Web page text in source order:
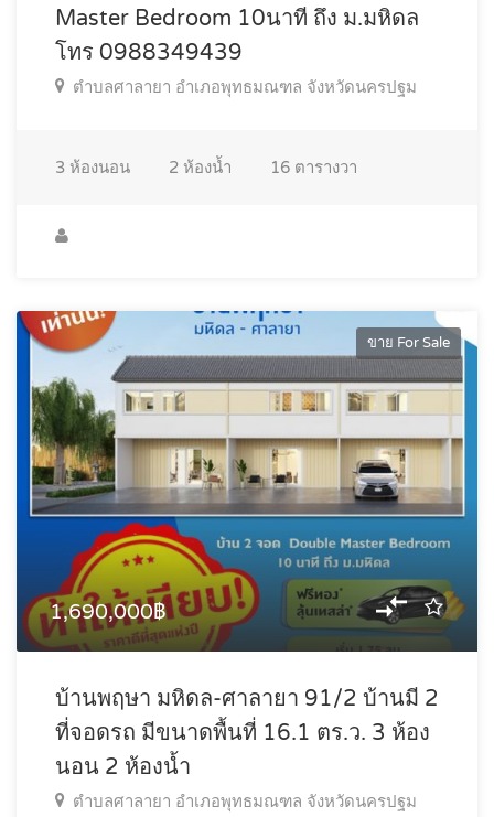
Master Bedroom 10นาที ถึง ม.มหิดล
โทร 0988349439
ตำบลศาลายา อำเภอพุทธมณฑล จังหวัดนครปฐม
3 ห้องนอน 2 ห้องน้ำ 16 ตารางวา
ขาย For Sale
1,690,000฿
บ้านพฤษา มหิดล-ศาลายา 91/2 บ้านมี 2
ที่จอดรถ มีขนาดพื้นที่ 16.1 ตร.ว. 3 ห้อง
นอน 2 ห้องน้ำ
ตำบลศาลายา อำเภอพุทธมณฑล จังหวัดนครปฐม